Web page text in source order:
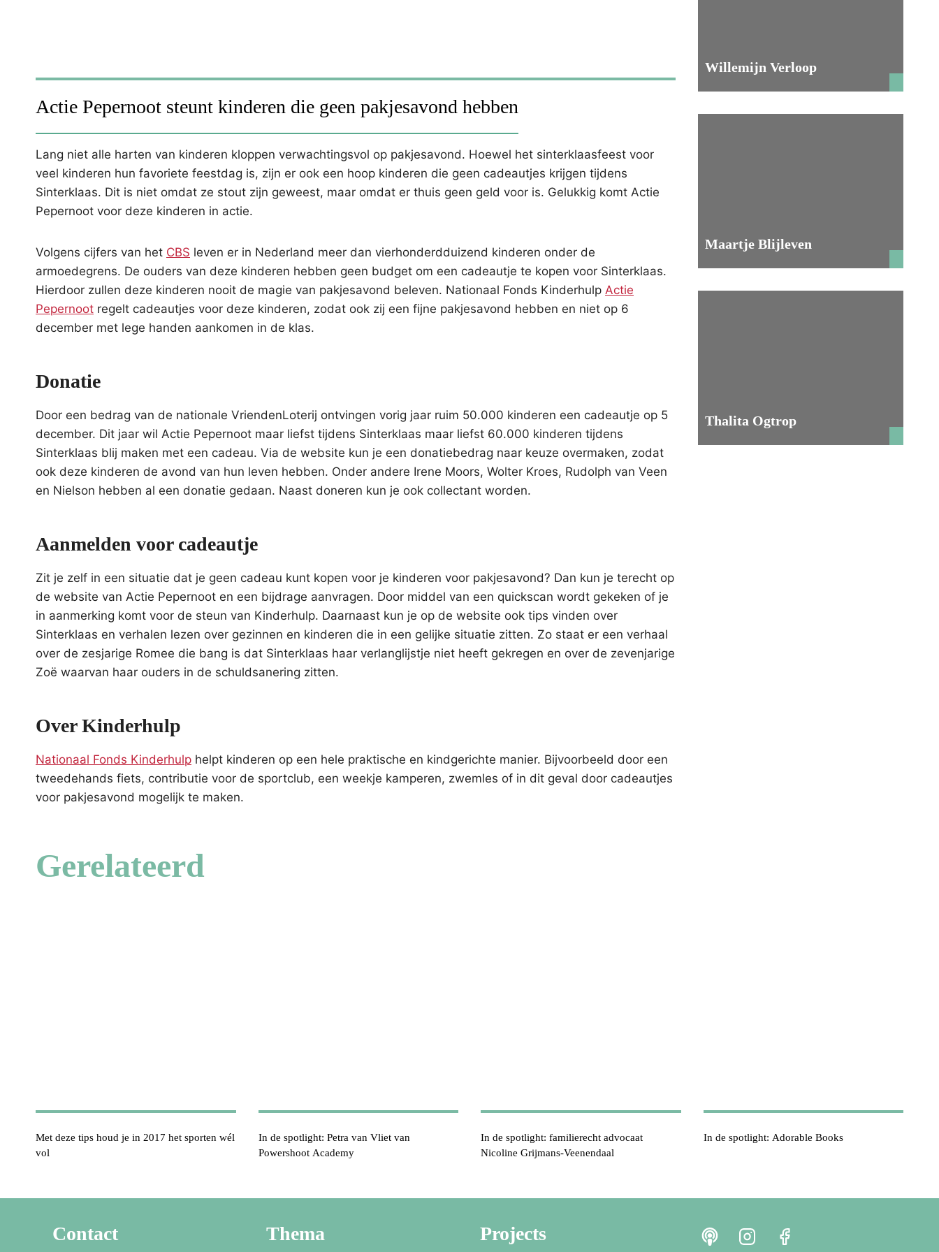
Actie Pepernoot steunt kinderen die geen pakjesavond hebben
Lang niet alle harten van kinderen kloppen verwachtingsvol op pakjesavond. Hoewel het sinterklaasfeest voor
veel kinderen hun favoriete feestdag is, zijn er ook een hoop kinderen die geen cadeautjes krijgen tijdens
Sinterklaas. Dit is niet omdat ze stout zijn geweest, maar omdat er thuis geen geld voor is. Gelukkig komt Actie
Pepernoot voor deze kinderen in actie.
Volgens cijfers van het CBS leven er in Nederland meer dan vierhonderdduizend kinderen onder de
armoedegrens. De ouders van deze kinderen hebben geen budget om een cadeautje te kopen voor Sinterklaas.
Hierdoor zullen deze kinderen nooit de magie van pakjesavond beleven. Nationaal Fonds Kinderhulp Actie
Pepernoot regelt cadeautjes voor deze kinderen, zodat ook zij een fijne pakjesavond hebben en niet op 6
december met lege handen aankomen in de klas.
Donatie
Door een bedrag van de nationale VriendenLoterij ontvingen vorig jaar ruim 50.000 kinderen een cadeautje op 5
december. Dit jaar wil Actie Pepernoot maar liefst tijdens Sinterklaas maar liefst 60.000 kinderen tijdens
Sinterklaas blij maken met een cadeau. Via de website kun je een donatiebedrag naar keuze overmaken, zodat
ook deze kinderen de avond van hun leven hebben. Onder andere Irene Moors, Wolter Kroes, Rudolph van Veen
en Nielson hebben al een donatie gedaan. Naast doneren kun je ook collectant worden.
Aanmelden voor cadeautje
Zit je zelf in een situatie dat je geen cadeau kunt kopen voor je kinderen voor pakjesavond? Dan kun je terecht op
de website van Actie Pepernoot en een bijdrage aanvragen. Door middel van een quickscan wordt gekeken of je
in aanmerking komt voor de steun van Kinderhulp. Daarnaast kun je op de website ook tips vinden over
Sinterklaas en verhalen lezen over gezinnen en kinderen die in een gelijke situatie zitten. Zo staat er een verhaal
over de zesjarige Romee die bang is dat Sinterklaas haar verlanglijstje niet heeft gekregen en over de zevenjarige
Zoë waarvan haar ouders in de schuldsanering zitten.
Over Kinderhulp
Nationaal Fonds Kinderhulp helpt kinderen op een hele praktische en kindgerichte manier. Bijvoorbeeld door een
tweedehands fiets, contributie voor de sportclub, een weekje kamperen, zwemles of in dit geval door cadeautjes
voor pakjesavond mogelijk te maken.
Willemijn Verloop
Maartje Blijleven
Thalita Ogtrop
Gerelateerd
Met deze tips houd je in 2017 het sporten wél
vol
In de spotlight: Petra van Vliet van
Powershoot Academy
In de spotlight: familierecht advocaat
Nicoline Grijmans-Veenendaal
In de spotlight: Adorable Books
Contact Thema Projects